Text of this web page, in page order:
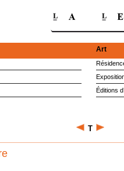
Art
Éditions
T